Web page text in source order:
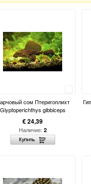
сом Птеригоплихт
Glyptoperichthys gibbiceps
€ 24,39
Наличие: 2